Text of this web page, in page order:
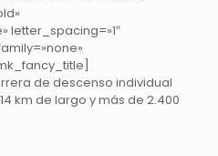
letter_spacing=»1″
de descenso individual
km de largo y más de 2.400